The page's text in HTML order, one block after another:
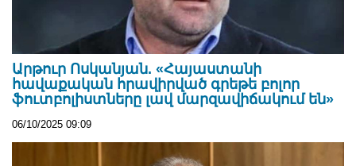
Արթուր Ոսկանյան. «Հայաստանի
հավաքական հրավիրված գրեթե բոլոր
ֆուտբոլիստները լավ մարզավիճակում են»
06/10/2025 09:09